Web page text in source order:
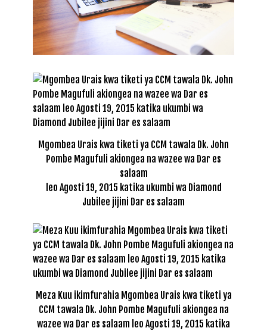
Mgombea Urais kwa tiketi ya CCM tawala Dk. John
Pombe Magufuli akiongea na wazee wa Dar es
salaam
leo Agosti 19, 2015 katika ukumbi wa Diamond
Jubilee jijini Dar es salaam
Meza Kuu ikimfurahia Mgombea Urais kwa tiketi ya
CCM tawala Dk. John Pombe Magufuli akiongea na
wazee wa Dar es salaam leo Agosti 19, 2015 katika